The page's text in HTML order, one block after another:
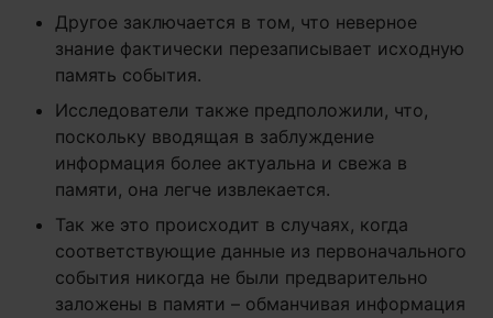
Другое заключается в том, что неверное
знание фактически перезаписывает исходную
память события.
Исследователи также предположили, что,
поскольку вводящая в заблуждение
информация более актуальна и свежа в
памяти, она легче извлекается.
Так же это происходит в случаях, когда
соответствующие данные из первоначального
события никогда не были предварительно
заложены в памяти – обманчивая информация